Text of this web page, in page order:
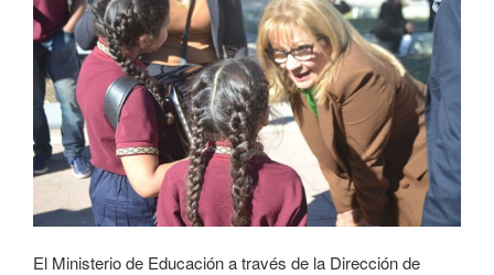
El Ministerio de Educación a través de la Dirección de